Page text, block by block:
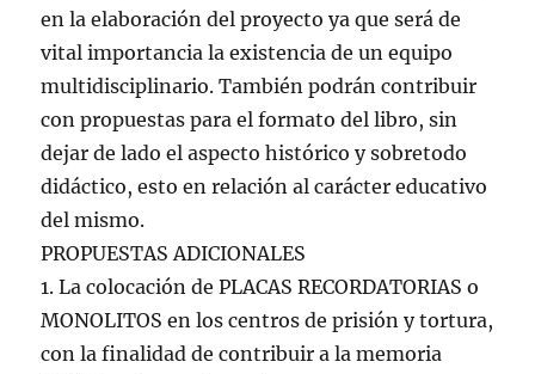
en la elaboración del proyecto ya que será de
vital importancia la existencia de un equipo
multidisciplinario. También podrán contribuir
con propuestas para el formato del libro, sin
dejar de lado el aspecto histórico y sobretodo
didáctico, esto en relación al carácter educativo
del mismo.
PROPUESTAS ADICIONALES
1. La colocación de PLACAS RECORDATORIAS o
MONOLITOS en los centros de prisión y tortura,
con la finalidad de contribuir a la memoria